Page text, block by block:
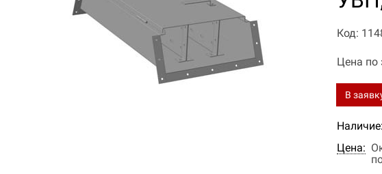
Код:
Цена по
В
Наличие:
Цена: